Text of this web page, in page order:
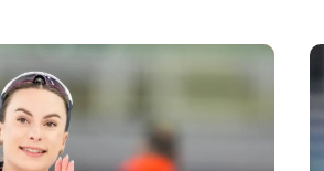
Deel je lege stoelen eenvoudig
deze lege stoelen binnen twee
de mogelijkheden!